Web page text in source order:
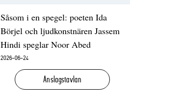
Såsom i en spegel: poeten Ida
Börjel och ljudkonstnären Jassem
Hindi speglar Noor Abed
2026-06-24
Anslagstavlan